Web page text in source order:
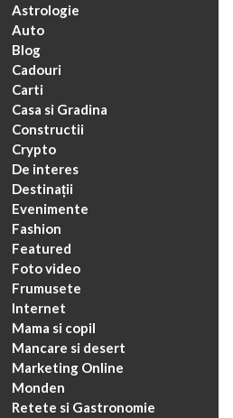
Astrologie
Auto
Blog
Cadouri
Carti
Casa si Gradina
Constructii
Crypto
De interes
Destinații
Evenimente
Fashion
Featured
Foto video
Frumusete
Internet
Mama si copil
Mancare si desert
Marketing Online
Monden
Retete si Gastronomie